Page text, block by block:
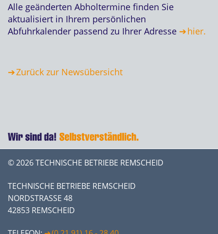
Alle geänderten Abholtermine finden Sie
aktualisiert in Ihrem persönlichen
Abfuhrkalender passend zu Ihrer Adresse
hier.
Zurück zur Newsübersicht
© 2026 TECHNISCHE BETRIEBE REMSCHEID
TECHNISCHE BETRIEBE REMSCHEID
NORDSTRASSE 48
42853 REMSCHEID